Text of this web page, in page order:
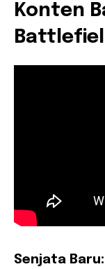
Konten
Senjata Baru: